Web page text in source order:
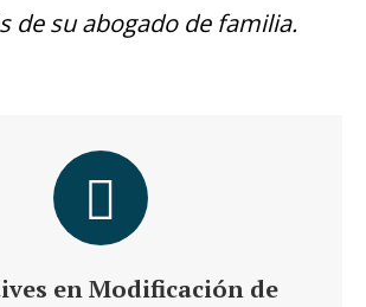
de su abogado de familia.
en Modificación de